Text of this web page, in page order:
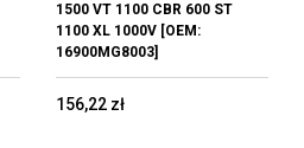
1500 VT 1100 CBR 600 ST
1100 XL 1000V [OEM:
16900MG8003]
156,22 zł